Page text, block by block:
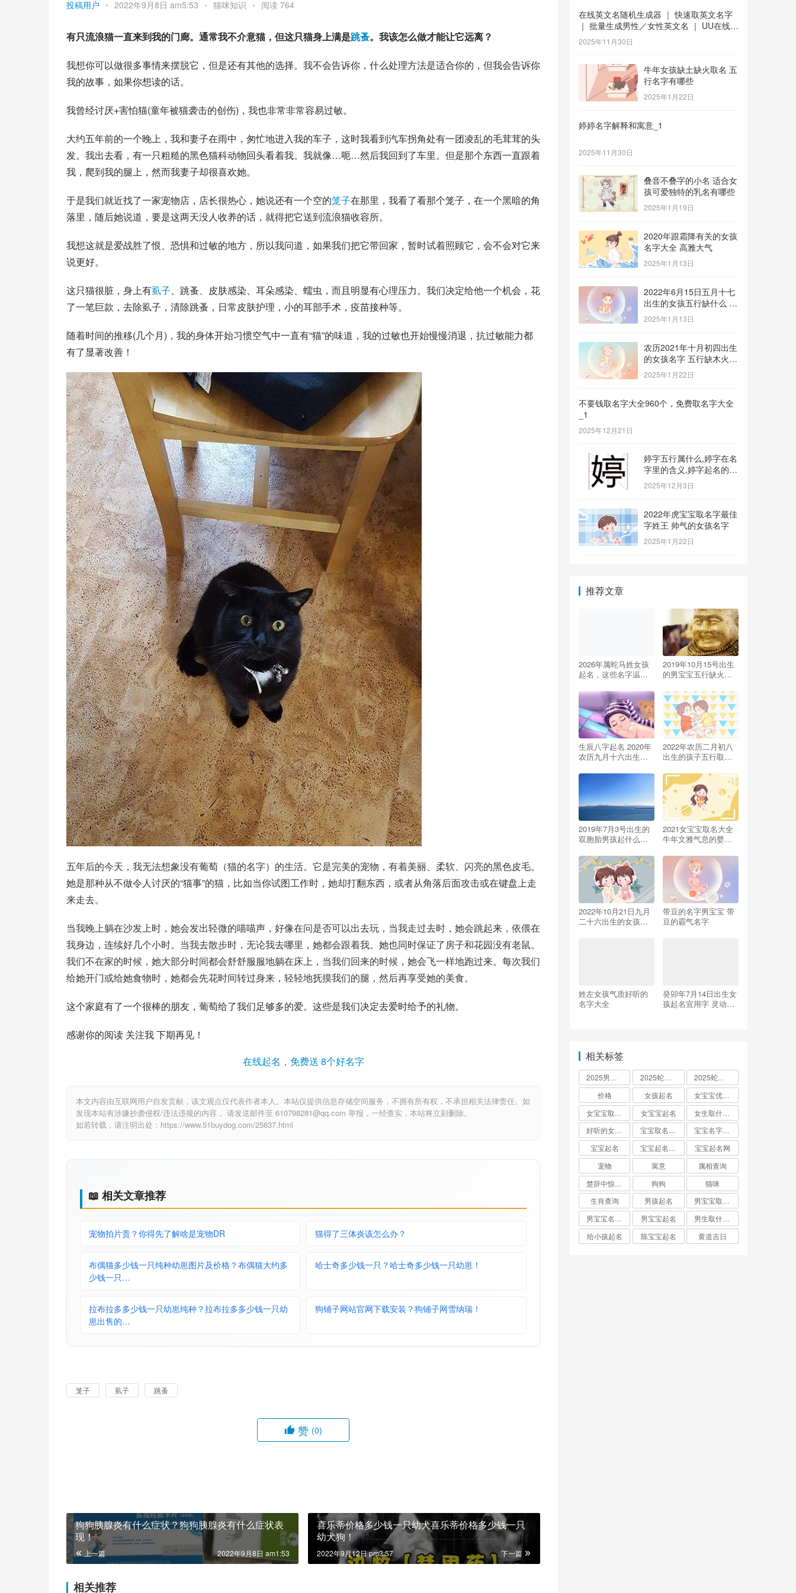
投稿用户 • 2022年9月8日 am5:53 • 猫咪知识 • 阅读 764
有只流浪猫一直来到我的门廊。通常我不介意猫，但这只猫身上满是跳蚤。我该怎么做才能让它远离？
我想你可以做很多事情来摆脱它，但是还有其他的选择。我不会告诉你，什么处理方法是适合你的，但我会告诉你
我的故事，如果你想读的话。
我曾经讨厌+害怕猫(童年被猫袭击的创伤)，我也非常非常容易过敏。
大约五年前的一个晚上，我和妻子在雨中，匆忙地进入我的车子，这时我看到汽车拐角处有一团凌乱的毛茸茸的头
发。我出去看，有一只粗糙的黑色猫科动物回头看着我。我就像…呃…然后我回到了车里。但是那个东西一直跟着
我，爬到我的腿上，然而我妻子却很喜欢她。
于是我们就近找了一家宠物店，店长很热心，她说还有一个空的笼子在那里，我看了看那个笼子，在一个黑暗的角
落里，随后她说道，要是这两天没人收养的话，就得把它送到流浪猫收容所。
我想这就是爱战胜了恨、恐惧和过敏的地方，所以我问道，如果我们把它带回家，暂时试着照顾它，会不会对它来
说更好。
这只猫很脏，身上有虱子、跳蚤、皮肤感染、耳朵感染、蠕虫，而且明显有心理压力。我们决定给他一个机会，花
了一笔巨款，去除虱子，清除跳蚤，日常皮肤护理，小的耳部手术，疫苗接种等。
随着时间的推移(几个月)，我的身体开始习惯空气中一直有“猫”的味道，我的过敏也开始慢慢消退，抗过敏能力都
有了显著改善！
五年后的今天，我无法想象没有葡萄（猫的名字）的生活。它是完美的宠物，有着美丽、柔软、闪亮的黑色皮毛。
她是那种从不做令人讨厌的“猫事”的猫，比如当你试图工作时，她却打翻东西，或者从角落后面攻击或在键盘上走
来走去。
当我晚上躺在沙发上时，她会发出轻微的喵喵声，好像在问是否可以出去玩，当我走过去时，她会跳起来，依偎在
我身边，连续好几个小时。当我去散步时，无论我去哪里，她都会跟着我。她也同时保证了房子和花园没有老鼠。
我们不在家的时候，她大部分时间都会舒舒服服地躺在床上，当我们回来的时候，她会飞一样地跑过来。每次我们
给她开门或给她食物时，她都会先花时间转过身来，轻轻地抚摸我们的腿，然后再享受她的美食。
这个家庭有了一个很棒的朋友， 葡萄给了我们足够多的爱。这些是我们决定去爱时给予的礼物。
感谢你的阅读 关注我 下期再见！
在线起名，免费送 8个好名字
本文内容由互联网用户自发贡献，该文观点仅代表作者本人。本站仅提供信息存储空间服务，不拥有所有权，不承担相关法律责任。如
发现本站有涉嫌抄袭侵权/违法违规的内容， 请发送邮件至 610798281@qq.com 举报，一经查实，本站将立刻删除。
如若转载，请注明出处：https://www.51buydog.com/25637.html
📖 相关文章推荐
宠物拍片贵？你得先了解啥是宠物DR 猫得了三体炎该怎么办？
布偶猫多少钱一只纯种幼崽图片及价格？布偶猫大约多
少钱一只…
哈士奇多少钱一只？哈士奇多少钱一只幼崽！
拉布拉多多少钱一只幼崽纯种？拉布拉多多少钱一只幼
崽出售的…
狗铺子网站官网下载安装？狗铺子网雪纳瑞！
笼子 虱子 跳蚤
赞 (0)
狗狗胰腺炎有什么症状？狗狗胰腺炎有什么症状表
现！
上一篇 2022年9月8日 am1:53
喜乐蒂价格多少钱一只幼犬喜乐蒂价格多少钱一只
幼犬狗！
下一篇
2022年9月12日 pm3:57
相关推荐
在线英文名随机生成器 ｜ 快速取英文名字
｜ 批量生成男性／女性英文名 ｜ UU在线工
具 _1
2025年11月30日
牛年女孩缺土缺火取名 五
行名字有哪些
2025年1月22日
婷婷名字解释和寓意_1
2025年11月30日
叠音不叠字的小名 适合女
孩可爱独特的乳名有哪些
2025年1月19日
2020年跟霜降有关的女孩
名字大全 高雅大气
2025年1月13日
2022年6月15日五月十七
出生的女孩五行缺什么 补
金的名字推荐
2025年1月13日
农历2021年十月初四出生
的女孩名字 五行缺木火八
字免费取名
2025年1月22日
不要钱取名字大全960个，免费取名字大全
_1
2025年12月21日
婷字五行属什么,婷字在名
字里的含义,婷字起名的寓
意_1
2025年12月3日
2022年虎宝宝取名字最佳
字姓王 帅气的女孩名字
2025年1月22日
推荐文章
2026年属蛇马姓女孩
起名，这些名字温婉
2019年10月15号出生
的男宝宝五行缺火怎
么
生辰八字起名 2020年
农历九月十六出生的
2022年农历二月初八
出生的孩子五行取名
2019年7月3号出生的
双胞胎男孩起什么名
么
2021女宝宝取名大全
牛年文雅气息的婴儿
2022年10月21日九月
二十六出生的女孩名
带豆的名字男宝宝 带
豆的霸气名字
姓左女孩气质好听的
名字大全
癸卯年7月14日出生女
孩起名宜用字 灵动的
相关标签
价格
女孩起名
女宝宝起名
宝宝起名
宝宝起名网
宠物
寓意
属相查询
狗狗
猫咪
生肖查询
男孩起名
男宝宝起名
给小孩起名
陈宝宝起名 黄道吉日